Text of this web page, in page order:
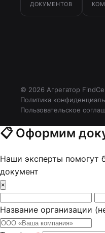
ДОКУМЕНТОВ
© 2026 Агрегатор
Политика
Пользовательское
📋Оформим
Наши эксперты помогут
документ
×
Название организации